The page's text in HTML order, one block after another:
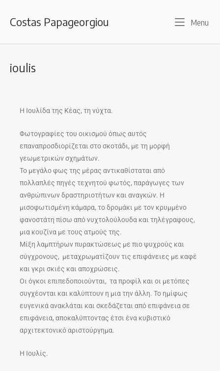
Costas Papageorgiou Menu
ioulis
Η Ιουλίδα της Κέας, τη νύχτα.
Φωτογραφίες του οικισμού όπως αυτός
επαναπροσδιορίζεται στο σκοτάδι, με τη μορφή
γεωμετρικών σχημάτων.
Το μεγάλο φως της μέρας αντικαθίσταται από
πολλαπλές πηγές τεχνητού φωτός, παράγωγες των
ανθρώπινων δραστηριοτήτων και αναγκών. Η
μισοφωτισμένη κάμαρα, το δρομάκι με τον κρυμμένο
φανοστάτη πίσω από νυχτολούλουδα και τηλέγραφους,
μια κουζίνα με τους ατμούς της.
Μίξη λαμπτήρων πυρακτώσεως με πιο ψυχρούς και
σύγχρονους, μεταχρωματίζουν τις επιφάνειες με καφέ
και γκρι σκιές και αποχρώσεις.
Οι όγκοι επιπεδοποιούνται, τα προφίλ και οι μετόπες
συγχέονται και καλύπτουν η μια την άλλη. Το ημίφως
ευγενικά ανακλάται και σκεδάζεται από επιφάνεια σε
επιφάνεια, αποκαλύπτοντας έτσι ένα κυβιστικό
αρχιτεκτονικό αριστούργημα.
Η Ιουλίς.